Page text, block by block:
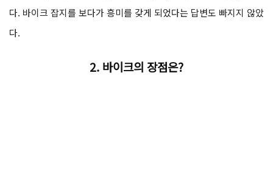
다. 바이크 잡지를 보다가 흥미를 갖게 되었다는 답변도 빠지지 않았
다.
2. 바이크의 장점은?